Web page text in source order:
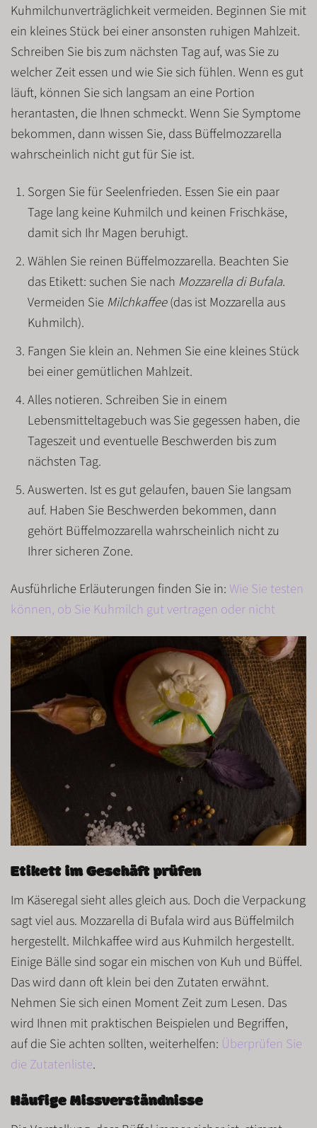
Kuhmilchunverträglichkeit vermeiden. Beginnen Sie mit
ein kleines Stück bei einer ansonsten ruhigen Mahlzeit.
Schreiben Sie bis zum nächsten Tag auf, was Sie zu
welcher Zeit essen und wie Sie sich fühlen. Wenn es gut
läuft, können Sie sich langsam an eine Portion
herantasten, die Ihnen schmeckt. Wenn Sie Symptome
bekommen, dann wissen Sie, dass Büffelmozzarella
wahrscheinlich nicht gut für Sie ist.
Sorgen Sie für Seelenfrieden. Essen Sie ein paar
Tage lang keine Kuhmilch und keinen Frischkäse,
damit sich Ihr Magen beruhigt.
Wählen Sie reinen Büffelmozzarella. Beachten Sie
das Etikett: suchen Sie nach Mozzarella di Bufala.
Vermeiden Sie Milchkaffee(das ist Mozzarella aus
Kuhmilch).
Fangen Sie klein an. Nehmen Sie einekleines Stück
bei einer gemütlichen Mahlzeit.
Alles notieren. Schreiben Sie in einem
Lebensmitteltagebuchwas Sie gegessen haben, die
Tageszeit und eventuelle Beschwerden bis zum
nächsten Tag.
Auswerten. Ist es gut gelaufen, bauen Sie langsam
auf. Haben Sie Beschwerden bekommen, dann
gehört Büffelmozzarella wahrscheinlich nicht zu
Ihrer sicheren Zone.
Ausführliche Erläuterungen finden Sie in: Wie Sie testen
können, ob Sie Kuhmilch gut vertragen oder nicht
Etikett im Geschäft prüfen
Im Käseregal sieht alles gleich aus. Doch die Verpackung
sagt viel aus. Mozzarella di Bufalawird aus Büffelmilch
hergestellt. Milchkaffeewird aus Kuhmilch hergestellt.
Einige Bälle sind sogar ein mischenvon Kuh und Büffel.
Das wird dann oft klein bei den Zutaten erwähnt.
Nehmen Sie sich einen Moment Zeit zum Lesen. Das
wird Ihnen mit praktischen Beispielen und Begriffen,
auf die Sie achten sollten, weiterhelfen: Überprüfen Sie
die Zutatenliste.
Häufige Missverständnisse